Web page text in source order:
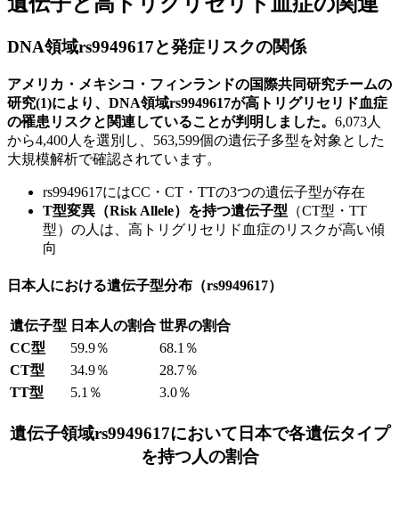
DNA領域rs9949617と発症リスクの関係
アメリカ・メキシコ・フィンランドの国際共同研究チームの
研究(1)により、DNA領域rs9949617が高トリグリセリド血症
の罹患リスクと関連していることが判明しました。 6,073人
から4,400人を選別し、563,599個の遺伝子多型を対象とした
大規模解析で確認されています。
rs9949617にはCC・CT・TTの3つの遺伝子型が存在
T型変異（Risk Allele）を持つ遺伝子型 （CT型・TT
型）の人は、高トリグリセリド血症のリスクが高い傾
向
日本人における遺伝子型分布（rs9949617）
遺伝子型 日本人の割合 世界の割合
CC型
59.9％
68.1％
CT型
34.9％
28.7％
TT型
5.1％ 3.0％
遺伝子領域rs9949617において日本で各遺伝タイプ
を持つ人の割合